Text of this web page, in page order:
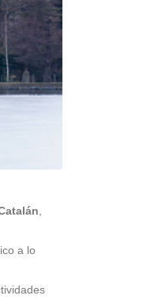
a lo